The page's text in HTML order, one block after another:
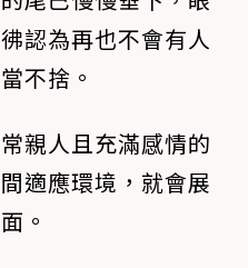
認為再也不會有人
不捨。
親人且充滿感情的
適應環境，就會展
。